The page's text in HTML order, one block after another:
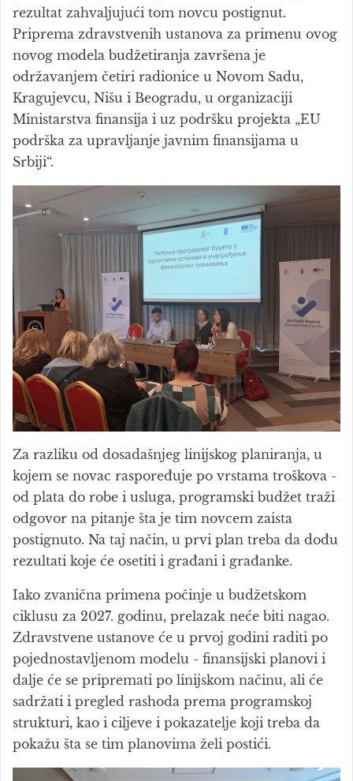
rezultat zahvaljujući tom novcu postignut.
Priprema zdravstvenih ustanova za primenu ovog
novog modela budžetiranja završena je
održavanjem četiri radionice u Novom Sadu,
Kragujevcu, Nišu i Beogradu, u organizaciji
Ministarstva finansija i uz podršku projekta „EU
podrška za upravljanje javnim finansijama u
Srbiji“.
Za razliku od dosadašnjeg linijskog planiranja, u
kojem se novac raspoređuje po vrstama troškova -
od plata do robe i usluga, programski budžet traži
odgovor na pitanje šta je tim novcem zaista
postignuto. Na taj način, u prvi plan treba da dođu
rezultati koje će osetiti i građani i građanke.
Iako zvanična primena počinje u budžetskom
ciklusu za 2027. godinu, prelazak neće biti nagao.
Zdravstvene ustanove će u prvoj godini raditi po
pojednostavljenom modelu - finansijski planovi i
dalje će se pripremati po linijskom načinu, ali će
sadržati i pregled rashoda prema programskoj
strukturi, kao i ciljeve i pokazatelje koji treba da
pokažu šta se tim planovima želi postići.